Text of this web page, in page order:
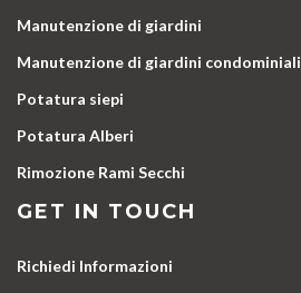
Manutenzione di giardini
Manutenzione di giardini condominiali
Potatura siepi
Potatura Alberi
Rimozione Rami Secchi
GET IN TOUCH
Richiedi Informazioni